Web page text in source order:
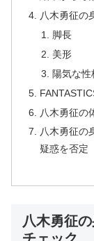
八木勇征の
脚長
美形
陽気な性
八木勇征の
八木勇征の
疑惑を否定
八木勇征